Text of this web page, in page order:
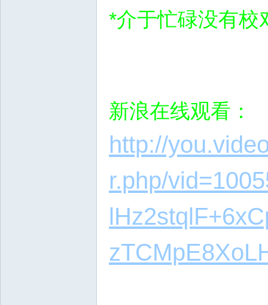
*介于忙碌没有校
新浪在线观看：
http://
r.php/